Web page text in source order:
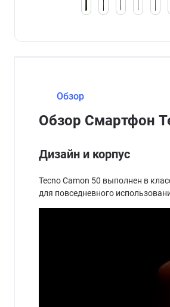
Обзор
Обзор Смартфон
Дизайн и корпус
Tecno Camon 50 выполнен в
для повседневного